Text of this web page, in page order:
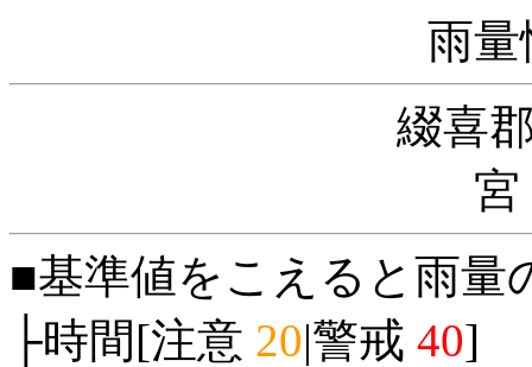
雨量
綴喜
■基準値をこえると雨量
├時間[注意 20|警戒 40]